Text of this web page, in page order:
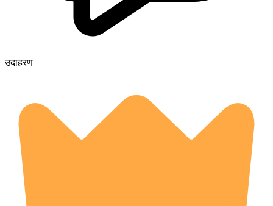
उदाहरण